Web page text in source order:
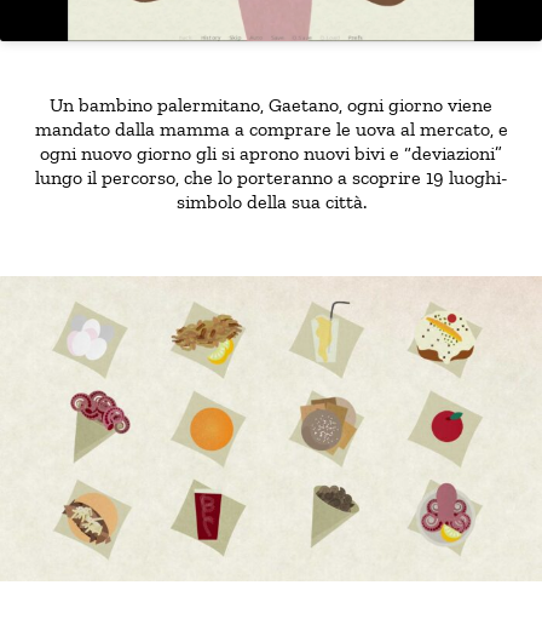
Un bambino palermitano, Gaetano, ogni giorno viene
mandato dalla mamma a comprare le uova al mercato, e
ogni nuovo giorno gli si aprono nuovi bivi e “deviazioni”
lungo il percorso, che lo porteranno a scoprire 19 luoghi-
simbolo della sua città.